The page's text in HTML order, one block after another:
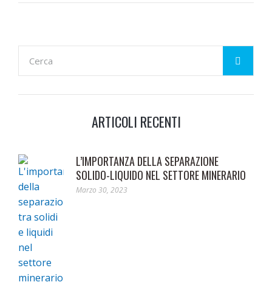
ARTICOLI RECENTI
L’IMPORTANZA DELLA SEPARAZIONE
SOLIDO-LIQUIDO NEL SETTORE MINERARIO
Marzo 30, 2023